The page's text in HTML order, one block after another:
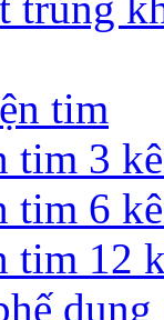
tim
tim 3
tim 6
tim 12
dung